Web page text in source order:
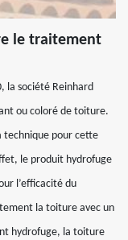
le traitement
la société Reinhard
ou coloré de toiture.
technique pour cette
le produit hydrofuge
l’efficacité du
la toiture avec un
hydrofuge, la toiture